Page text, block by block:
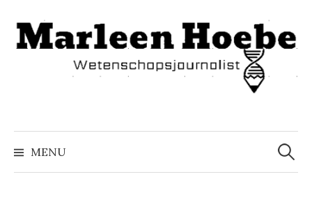
inhoud
springen
MENU
Zoeken
naar: